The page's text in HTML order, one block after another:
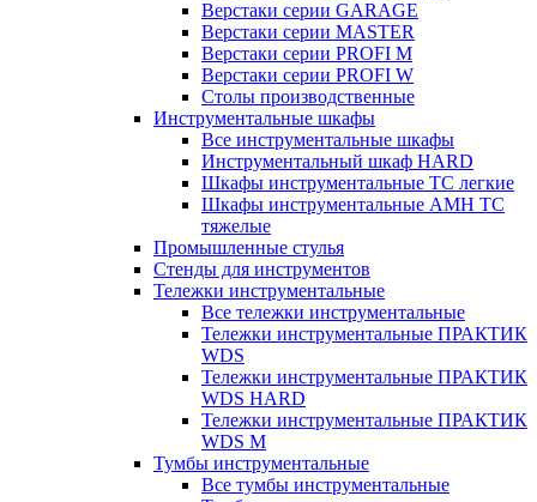
Верстаки серии GARAGE
Верстаки серии MASTER
Верстаки серии PROFI M
Верстаки серии PROFI W
Столы производственные
Инструментальные шкафы
Все инструментальные шкафы
Инструментальный шкаф HARD
Шкафы инструментальные ТС легкие
Шкафы инструментальные AMH TC
тяжелые
Промышленные стулья
Стенды для инструментов
Тележки инструментальные
Все тележки инструментальные
Тележки инструментальные ПРАКТИК
WDS
Тележки инструментальные ПРАКТИК
WDS HARD
Тележки инструментальные ПРАКТИК
WDS M
Тумбы инструментальные
Все тумбы инструментальные